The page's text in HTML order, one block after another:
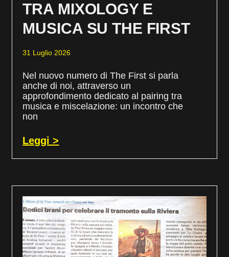
TRA MIXOLOGY E
MUSICA SU THE FIRST
31 Luglio 2026
Nel nuovo numero di The First si parla
anche di noi, attraverso un
approfondimento dedicato al pairing tra
musica e miscelazione: un incontro che
non
Leggi >